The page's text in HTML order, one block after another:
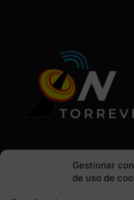
Gestionar
de uso de